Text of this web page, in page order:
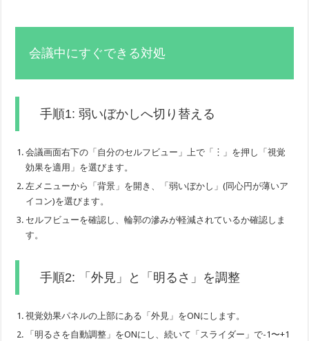
会議中にすぐできる対処
手順1: 弱いぼかしへ切り替える
会議画面右下の「自分のセルフビュー」上で「︙」を押し「視覚
効果を適用」を選びます。
左メニューから「背景」を開き、「弱いぼかし」(同心円が薄いア
イコン)を選びます。
セルフビューを確認し、輪郭の滲みが軽減されているか確認しま
す。
手順2: 「外見」と「明るさ」を調整
視覚効果パネルの上部にある「外見」をONにします。
「明るさを自動調整」をONにし、続いて「スライダー」で-1〜+1